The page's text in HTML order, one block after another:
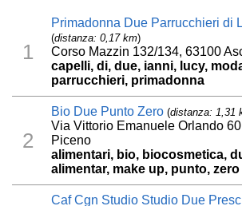
1
Primadonna Due Parrucchieri di
(distanza: 0,17 km)
Corso Mazzin 132/134, 63100
capelli, di, due, ianni, lucy,
parrucchieri, primadonna
2
Bio Due Punto Zero (distanza: 1,31
Via Vittorio Emanuele Orlando
Piceno
alimentari, bio, biocosmetica,
alimentar, make up, punto, zero
Caf Cgn Studio Studio Due